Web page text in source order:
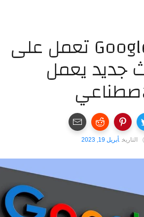
يقال إن Google تعمل على
يعمل
أبريل 19, 2023